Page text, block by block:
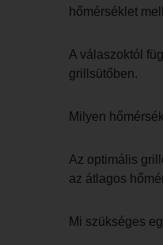
hőmérséklet
A válaszoktól
grillsütőben.
Milyen
Az optimális
az átlagos
Mi szükséges